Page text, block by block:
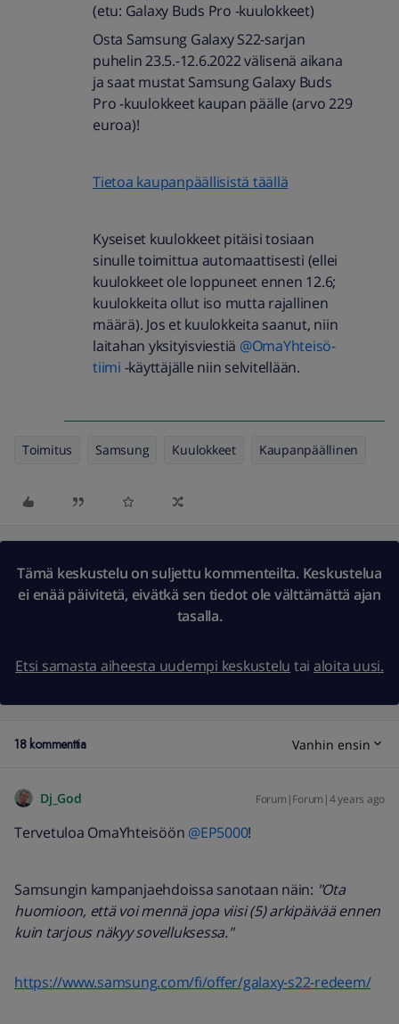
(etu: Galaxy Buds Pro -kuulokkeet)
Osta Samsung Galaxy S22-sarjan
puhelin 23.5.-12.6.2022 välisenä aikana
ja saat mustat Samsung Galaxy Buds
Pro -kuulokkeet kaupan päälle (arvo 229
euroa)!
Tietoa kaupanpäällisistä täällä
Kyseiset kuulokkeet pitäisi tosiaan
sinulle toimittua automaattisesti (ellei
kuulokkeet ole loppuneet ennen 12.6;
kuulokkeita ollut iso mutta rajallinen
määrä). Jos et kuulokkeita saanut, niin
laitahan yksityisviestiä @OmaYhteisö-
tiimi -käyttäjälle niin selvitellään.
Toimitus Samsung Kuulokkeet Kaupanpäällinen
Tämä keskustelu on suljettu kommenteilta. Keskustelua
ei enää päivitetä, eivätkä sen tiedot ole välttämättä ajan
tasalla.
Etsi samasta aiheesta uudempi keskustelu tai aloita uusi.
18 kommenttia Vanhin ensin
Dj_God Forum|Forum|4 years ago
Tervetuloa OmaYhteisöön @EP5000!
Samsungin kampanjaehdoissa sanotaan näin: "Ota
huomioon, että voi mennä jopa viisi (5) arkipäivää ennen
kuin tarjous näkyy sovelluksessa."
https://www.samsung.com/fi/offer/galaxy-s22-redeem/